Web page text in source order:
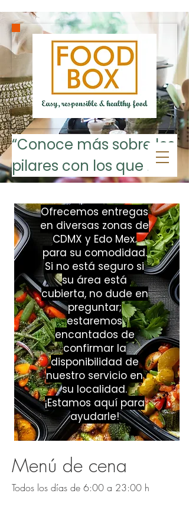
Ofrecemos entregas
en diversas zonas de
CDMX y Edo Mex.
para su comodidad.
Si no está seguro si
su área está
cubierta, no dude en
preguntar;
estaremos
encantados de
confirmar la
disponibilidad de
nuestro servicio en
su localidad.
¡Estamos aquí para
ayudarle!
“Conoce más sobre los
pilares con los que
opera FOOD BOX:
Nutrición, Alimentos,
Medio Ambiente,
Practicidad, Economía
y Confianza”
Menú de cena
Todos los días de 6:00 a 23:00 h